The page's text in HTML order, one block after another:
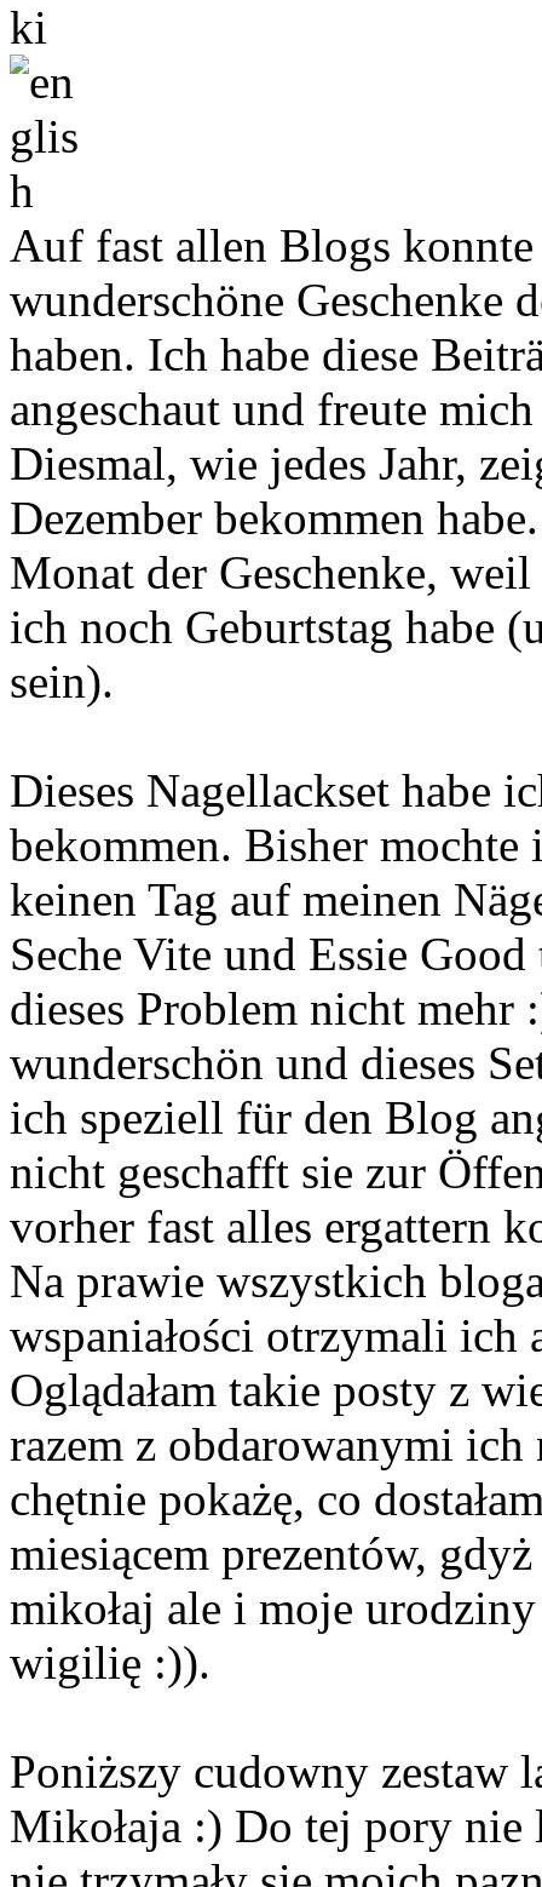
Auf fast allen Blogs
wunderschöne Geschenke
haben. Ich habe diese
angeschaut und freute
Diesmal, wie jedes Jahr,
Dezember bekommen
Monat der Geschenke,
ich noch Geburtstag habe
sein).
Dieses Nagellackset habe
bekommen. Bisher
keinen Tag auf meinen
Seche Vite und Essie
dieses Problem nicht
wunderschön und dieses
ich speziell für den Blog
nicht geschafft sie zur
vorher fast alles ergattern
Na prawie wszystkich
wspaniałości otrzymali ich
Oglądałam takie posty z
razem z obdarowanymi
chętnie pokażę, co
miesiącem prezentów,
mikołaj ale i moje
wigilię :)).
Poniższy cudowny zestaw
Mikołaja :) Do tej pory nie